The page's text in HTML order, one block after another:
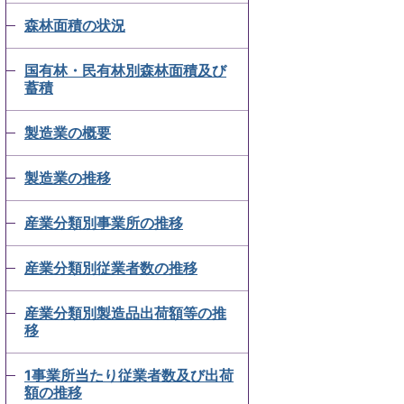
森林面積の状況
国有林・民有林別森林面積及び
蓄積
製造業の概要
製造業の推移
産業分類別事業所の推移
産業分類別従業者数の推移
産業分類別製造品出荷額等の推
移
1事業所当たり従業者数及び出荷
額の推移